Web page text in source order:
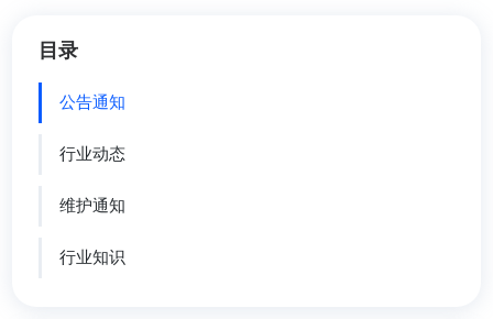
目录
公告通知
行业动态
维护通知
行业知识